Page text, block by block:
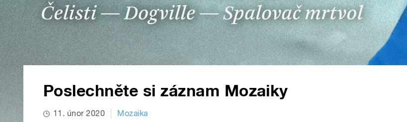
Poslechněte si záznam Mozaiky
11. únor 2020 Mozaika